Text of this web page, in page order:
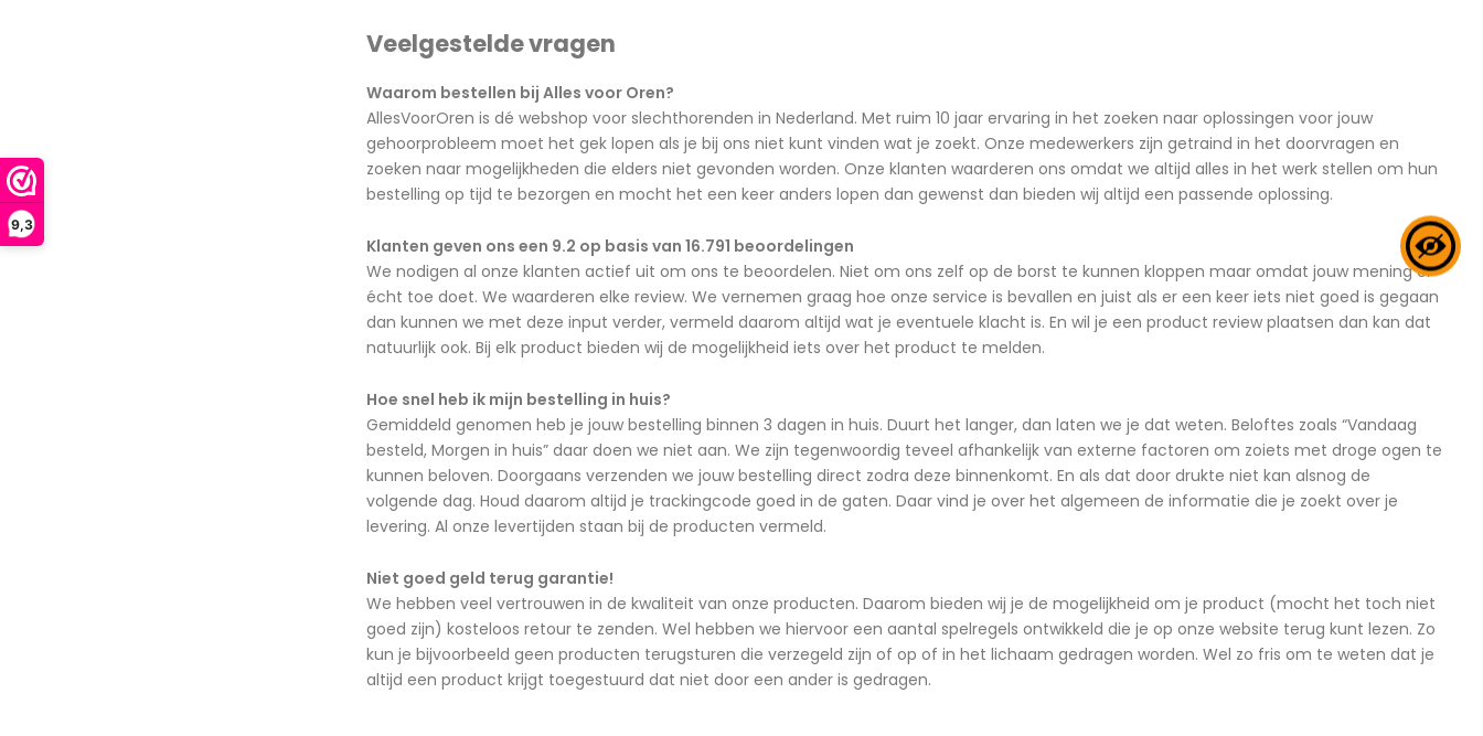
9,3
Veelgestelde vragen
Waarom bestellen bij Alles voor Oren?
AllesVoorOren is dé webshop voor slechthorenden in Nederland. Met ruim 10 jaar ervaring in het zoeken naar oplossingen voor jouw
gehoorprobleem moet het gek lopen als je bij ons niet kunt vinden wat je zoekt. Onze medewerkers zijn getraind in het doorvragen en
zoeken naar mogelijkheden die elders niet gevonden worden. Onze klanten waarderen ons omdat we altijd alles in het werk stellen om hun
bestelling op tijd te bezorgen en mocht het een keer anders lopen dan gewenst dan bieden wij altijd een passende oplossing.
Klanten geven ons een 9.2 op basis van 16.791 beoordelingen
We nodigen al onze klanten actief uit om ons te beoordelen. Niet om ons zelf op de borst te kunnen kloppen maar omdat jouw mening er
écht toe doet. We waarderen elke review. We vernemen graag hoe onze service is bevallen en juist als er een keer iets niet goed is gegaan
dan kunnen we met deze input verder, vermeld daarom altijd wat je eventuele klacht is. En wil je een product review plaatsen dan kan dat
natuurlijk ook. Bij elk product bieden wij de mogelijkheid iets over het product te melden.
Hoe snel heb ik mijn bestelling in huis?
Gemiddeld genomen heb je jouw bestelling binnen 3 dagen in huis. Duurt het langer, dan laten we je dat weten. Beloftes zoals “Vandaag
besteld, Morgen in huis” daar doen we niet aan. We zijn tegenwoordig teveel afhankelijk van externe factoren om zoiets met droge ogen te
kunnen beloven. Doorgaans verzenden we jouw bestelling direct zodra deze binnenkomt. En als dat door drukte niet kan alsnog de
volgende dag. Houd daarom altijd je trackingcode goed in de gaten. Daar vind je over het algemeen de informatie die je zoekt over je
levering. Al onze levertijden staan bij de producten vermeld.
Niet goed geld terug garantie!
We hebben veel vertrouwen in de kwaliteit van onze producten. Daarom bieden wij je de mogelijkheid om je product (mocht het toch niet
goed zijn) kosteloos retour te zenden. Wel hebben we hiervoor een aantal spelregels ontwikkeld die je op onze website terug kunt lezen. Zo
kun je bijvoorbeeld geen producten terugsturen die verzegeld zijn of op of in het lichaam gedragen worden. Wel zo fris om te weten dat je
altijd een product krijgt toegestuurd dat niet door een ander is gedragen.